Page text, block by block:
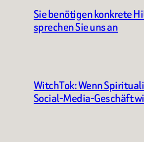
Sie benötigen konkrete
sprechen Sie uns an
WitchTok: Wenn
Social-Media-Geschäft